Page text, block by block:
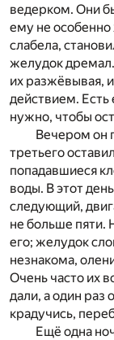
ведерком. Они
ему не особенно
слабела,
желудок
их разжёвывая,
действием. Есть
нужно, чтобы
Вечером он
третьего
попадавшиеся
воды. В этот
следующий,
не больше пяти.
его; желудок
незнакома,
Очень часто их
дали, а один раз
крадучись,
Ещё одна